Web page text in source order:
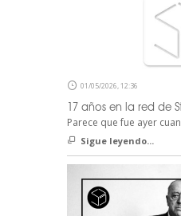
01/05/2026, 12:36
17 años en la red de
Parece que fue ayer
Sigue leyendo...